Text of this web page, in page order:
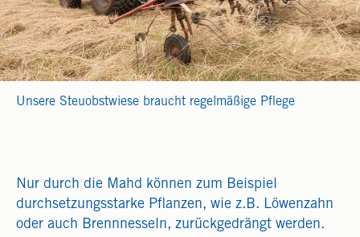
Unsere Steuobstwiese braucht regelmäßige Pflege
Nur durch die Mahd können zum Beispiel
durchsetzungsstarke Pflanzen, wie z.B. Löwenzahn
oder auch Brennnesseln, zurückgedrängt werden.